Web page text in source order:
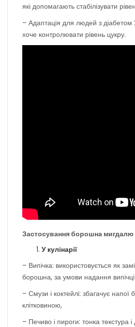
які допомагають стабілізувати
– Адаптація для людей з діабетом
хоче контролювати рівень цукру.
Застосування борошна
У кулінарії
– Випічка: використовується як
борошна, за умови надання випічці
– Смузи і коктейлі: збагачує напої
клітковиною,
– Печиво і пироги: тонка текстура